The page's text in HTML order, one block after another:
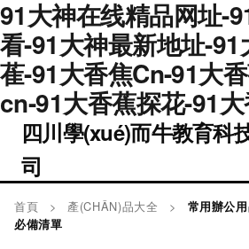
91大神在线精品网址-
看-91大神最新地址-
萑-91大香焦Cn-91大
cn-91大香蕉探花-91
四川學(xué)而牛教育科
司
首頁 > 產(CHǍN)品大全 >
常用辦公
必備清單